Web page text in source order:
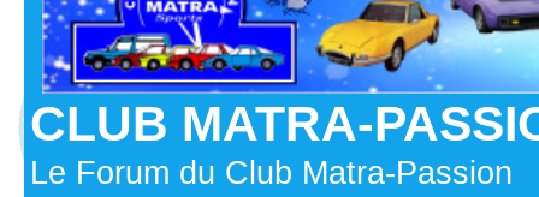
CLUB MATRA-
Le Forum du Club Matra-Passion